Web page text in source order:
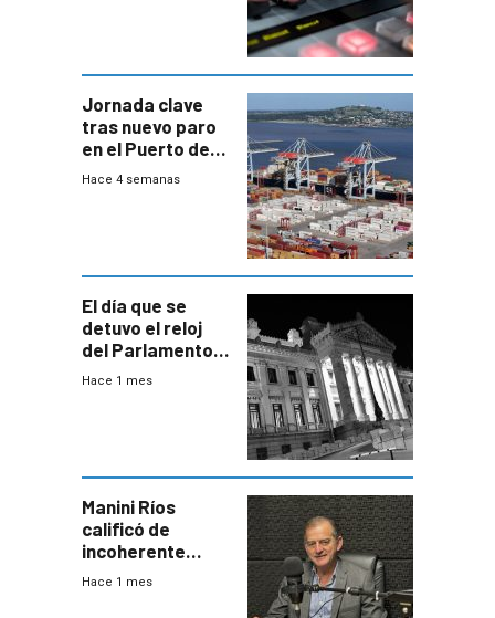
Jornada clave
tras nuevo paro
en el Puerto de
Montevideo
Hace 4 semanas
El día que se
detuvo el reloj
del Parlamento
para negociar
Hace 1 mes
Manini Ríos
calificó de
incoherente
decisión de
Hace 1 mes